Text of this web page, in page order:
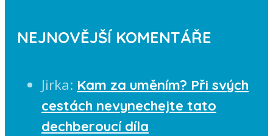
NEJNOVĚJŠÍ KOMENTÁŘE
Jirka: Kam za uměním? Při svých
cestách nevynechejte tato
dechberoucí díla